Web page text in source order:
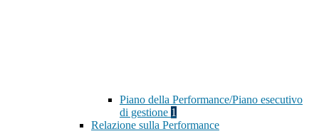
Piano della Performance/Piano esecutivo
di gestione 1
Relazione sulla Performance